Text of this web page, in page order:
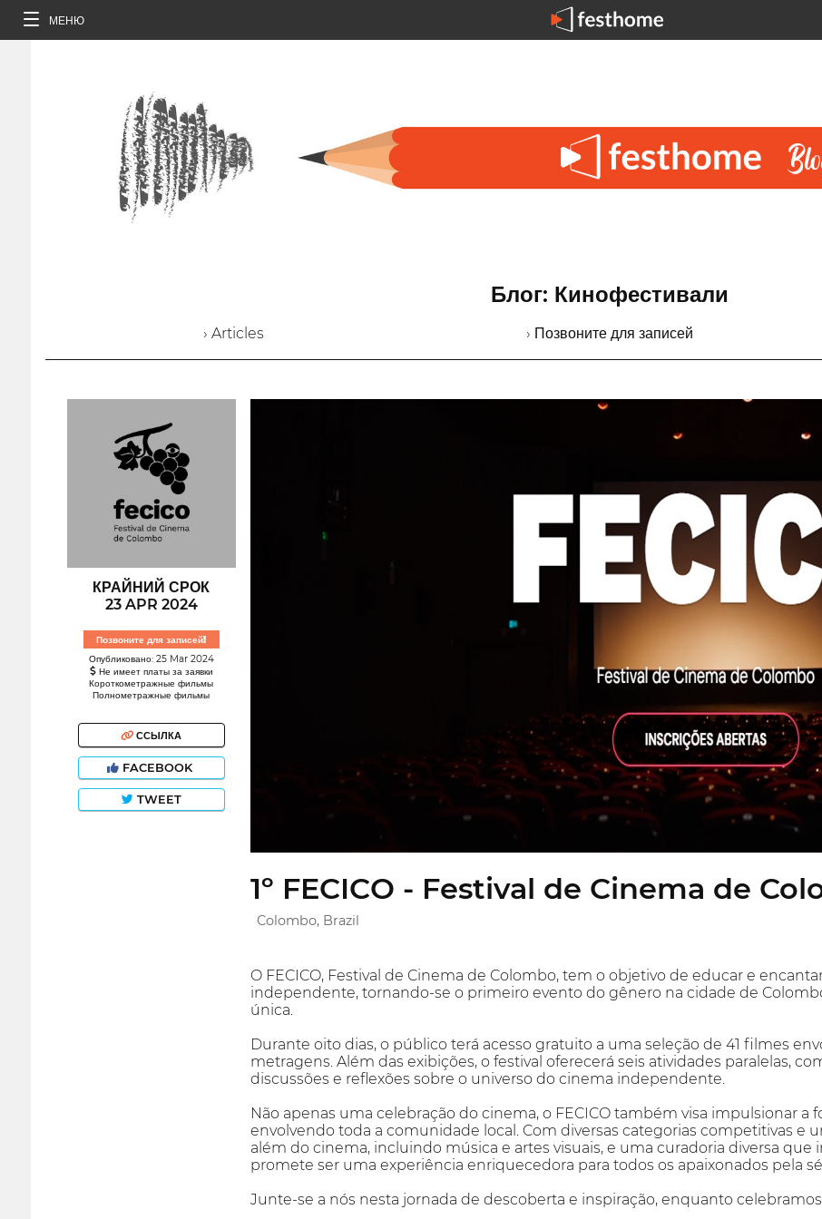
МЕНЮ
Блог: Кинофестивали
› Articles › Позвоните для записей
КРАЙНИЙ СРОК
23 APR 2024
Позвоните для записей!
Опубликовано: 25 Mar 2024
Не имеет платы за заявки
Короткометражные фильмы
Полнометражные фильмы
ССЫЛКА
FACEBOOK
TWEET
1º FECICO - Festival de Cinema de
Colombo, Brazil
O FECICO, Festival de Cinema de Colombo, tem o objetivo de educar e
independente, tornando-se o primeiro evento do gênero na cidade de
única.
Durante oito dias, o público terá acesso gratuito a uma seleção de 41 filmes
metragens. Além das exibições, o festival oferecerá seis atividades paralelas,
discussões e reflexões sobre o universo do cinema independente.
Não apenas uma celebração do cinema, o FECICO também visa impulsionar a
envolvendo toda a comunidade local. Com diversas categorias competitivas e
além do cinema, incluindo música e artes visuais, e uma curadoria diversa que
promete ser uma experiência enriquecedora para todos os apaixonados pela
Junte-se a nós nesta jornada de descoberta e inspiração, enquanto